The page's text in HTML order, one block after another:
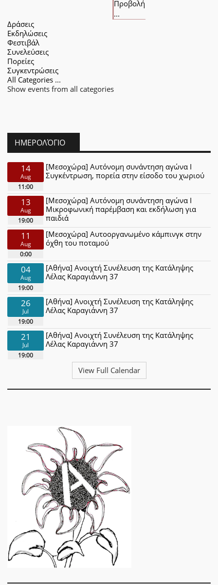
Προβολή
...
Δράσεις
Εκδηλώσεις
Φεστιβάλ
Συνελεύσεις
Πορείες
Συγκεντρώσεις
All Categories ...
Show events from all categories
ΗΜΕΡΟΛΌΓΙΟ
14
Aug
11:00
[Μεσοχώρα] Αυτόνομη συνάντηση αγώνα Ι
Συγκέντρωση, πορεία στην είσοδο του χωριού
13
Aug
19:00
[Μεσοχώρα] Αυτόνομη συνάντηση αγώνα Ι
Μικροφωνική παρέμβαση και εκδήλωση για
παιδιά
11
Aug
0:00
[Μεσοχώρα] Αυτοοργανωμένο κάμπινγκ στην
όχθη του ποταμού
04
Aug
19:00
[Αθήνα] Ανοιχτή Συνέλευση της Κατάληψης
Λέλας Καραγιάννη 37
26
Jul
19:00
[Αθήνα] Ανοιχτή Συνέλευση της Κατάληψης
Λέλας Καραγιάννη 37
21
Jul
19:00
[Αθήνα] Ανοιχτή Συνέλευση της Κατάληψης
Λέλας Καραγιάννη 37
View Full Calendar